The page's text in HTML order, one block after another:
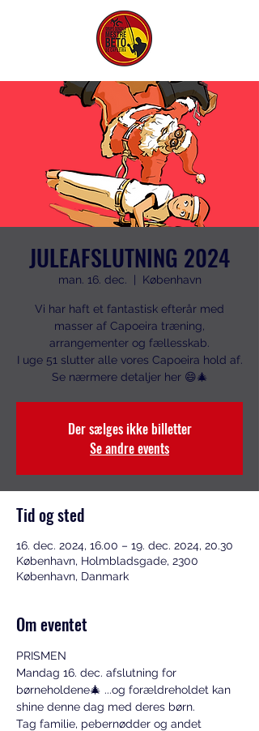
JULEAFSLUTNING 2024
man. 16. dec. København
Vi har haft et fantastisk efterår med
masser af Capoeira træning,
arrangementer og fællesskab.
I uge 51 slutter alle vores Capoeira hold af.
Se nærmere detaljer her 😄🎄
Der sælges ikke billetter
Se andre events
Tid og sted
16. dec. 2024, 16.00 – 19. dec. 2024, 20.30
København, Holmbladsgade, 2300
København, Danmark
Om eventet
PRISMEN
Mandag 16. dec. afslutning for
børneholdene🎄 ...og forældreholdet kan
shine denne dag med deres børn.
Tag familie, pebernødder og andet